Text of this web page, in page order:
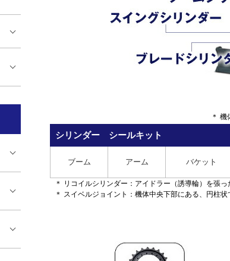
＊
シリンダー シールキット
ブーム アーム バケット
＊ リコイルシリンダー：アイドラー（誘導輪）を張
＊ スイベルジョイント：機体中央下部にある、円柱